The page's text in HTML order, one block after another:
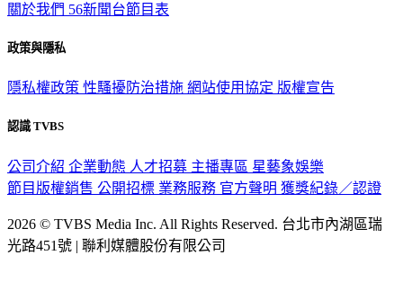
關於我們 56新聞台節目表
政策與隱私
隱私權政策 性騷擾防治措施 網站使用協定 版權宣告
認識 TVBS
公司介紹 企業動態 人才招募 主播專區 星藝象娛樂
節目版權銷售 公開招標 業務服務 官方聲明 獲獎紀錄／認證
2026 © TVBS Media Inc. All Rights Reserved. 台北市內湖區瑞
光路451號 | 聯利媒體股份有限公司